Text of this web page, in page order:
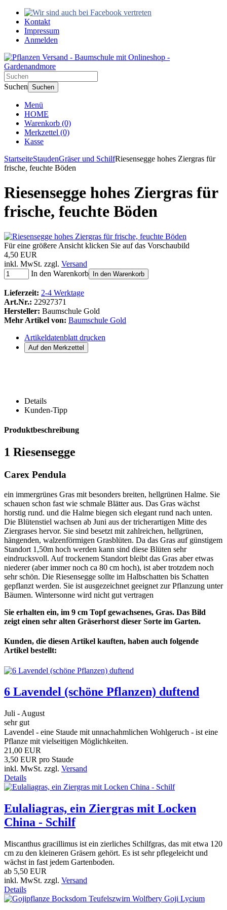
Kontakt
Impressum
Anmelden
Suchen Suchen
Menü
HOME
Warenkorb (0)
Merkzettel (0)
Kasse
StartseiteStaudenGräser und SchilfRiesensegge hohes Ziergras für
frische, feuchte Böden
Riesensegge hohes Ziergras für
frische, feuchte Böden
Für eine größere Ansicht klicken Sie auf das Vorschaubild
4,50 EUR
inkl. MwSt. zzgl. Versand
In den Warenkorb
In den Warenkorb
Lieferzeit: 2-4 Werktage
Art.Nr.: 22927371
Hersteller: Baumschule Gold
Mehr Artikel von: Baumschule Gold
Artikeldatenblatt drucken
Details
Kunden-Tipp
Produktbeschreibung
1 Riesensegge
Carex Pendula
ein immergrünes Gras mit besonders breiten, hellgrünen Halme. Sie
schauen schon fast wie schmale Blätter aus. Das Gras wächst
horstig rund. und die Halme biegen sich elegant rund nach unten.
Die Blütenstiel wachsen ab Juni aus der tricherartigen Mitte des
Ziergrases hervor. Sie sind besetzt mit zahlreichen, hellgrünen,
hängenden, walzenförmigen Grasblüten. Da das Gras auf günstigem
Standort 1,50m hoch werden kann sind diese Blüten sehr
eindrucksvoll. Auf trockenem Standort bleibt das Gras aber etwas
niederer (aber immer noch ca 80 cm hoch), ist aber trotzdem noch
sehr schön. Die Riesensegge sollte im Halbschatten bis Schatten
gepflanzt werden. Sie ist ausgezeichnet geeignet zur Pflanzung unter
Bäumen. Wintersonne wird nicht gut vertragen
Sie erhalten ein, im 9 cm Topf gewachsenes, Gras. Das Bild
zeigt einen sehr alten Gräserhorst dieser Sorte im Garten.
Kunden, die diesen Artikel kauften, haben auch folgende
Artikel bestellt:
6 Lavendel (schöne Pflanzen) duftend
Juli - August
sehr gut
Lavendel - eine Staude mit unnachahmlichen Wohlgeruch - ist eine
Pflanze mit vielseitigen Möglichkeiten.
21,00 EUR
3,50 EUR pro Staude
inkl. MwSt. zzgl. Versand
Details
Eulaliagras, ein Ziergras mit Locken
China - Schilf
Miscanthus gracillimus ist ein zierliches Schilfgras, das mit etwa 120
cm zu den kleineren Gräsern gehört. Es ist sehr pflegeleicht und
wächst in fast jedem Gartenboden.
ab 5,50 EUR
inkl. MwSt. zzgl. Versand
Details